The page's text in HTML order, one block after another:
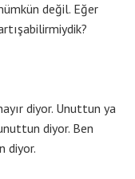
değil. Eğer
diyor. Unuttun ya
diyor. Ben
diyor.